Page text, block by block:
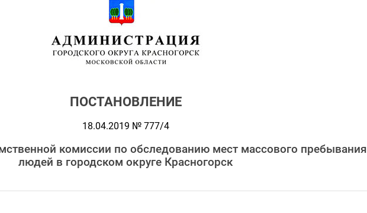
ПОСТАНОВЛЕНИЕ
18.04.2019 № 777/4
комиссии по обследованию мест массового пребывания
людей в городском округе Красногорск